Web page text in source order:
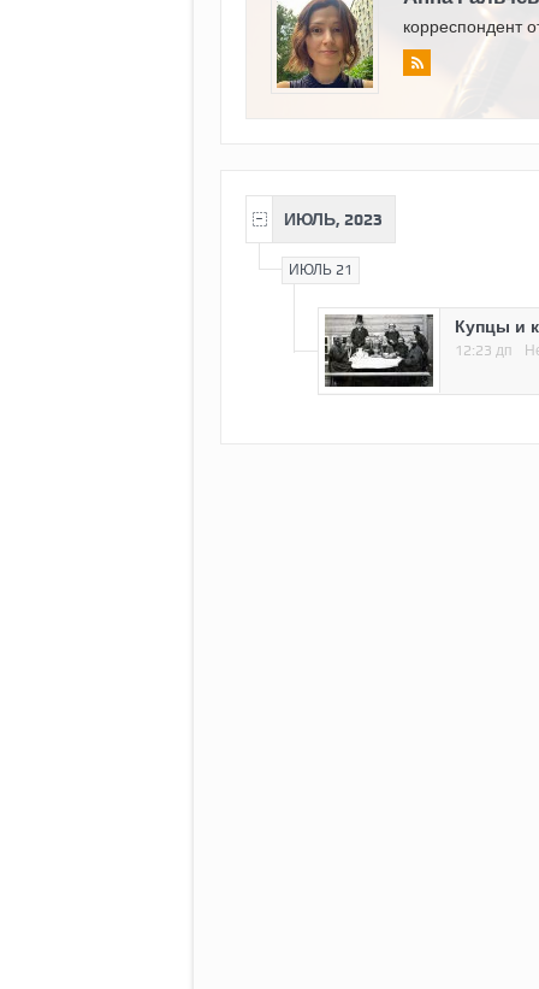
корреспондент
ИЮЛЬ, 2023
ИЮЛЬ 21
Купцы и
12:23 дп